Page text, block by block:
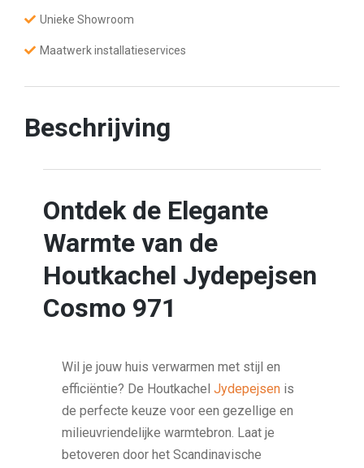
e
e
e
o
s
Unieke Showroom
Maatwerk installatieservices
Beschrijving
Ontdek de Elegante
Warmte van de
Houtkachel Jydepejsen
Cosmo 971
Wil je jouw huis verwarmen met stijl en
efficiëntie? De Houtkachel Jydepejsenis
de perfecte keuze voor een gezellige en
milieuvriendelijke warmtebron. Laat je
betoveren door het Scandinavische